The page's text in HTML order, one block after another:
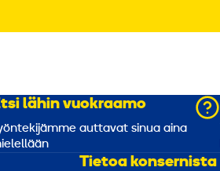
lähin vuokraamo
auttavat sinua aina
Tietoa konsernista